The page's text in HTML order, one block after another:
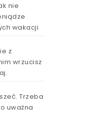
nie
wakacji
z
wrzucisz
Trzeba
uważna